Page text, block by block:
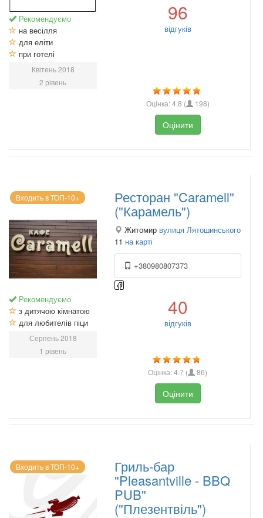
Рекомендуємо
на весілля
для еліти
при готелі
Квітень 2018
2 рівень
96
відгуків
Оцінка:4.8 ( 198)
Оцінити
Входить в ТОП-10+
Рекомендуємо
з дитячою кімнатою
для любителів піци
Серпень 2018
1 рівень
Ресторан "Caramell"
("Карамель")
Житомир вулиця Лятошинського
11 на карті
+380980807373
40
відгуків
Оцінка:4.7 ( 86)
Оцінити
Входить в ТОП-10+ Гриль-бар
"Pleasantville - BBQ
PUB"
("Плезентвіль")